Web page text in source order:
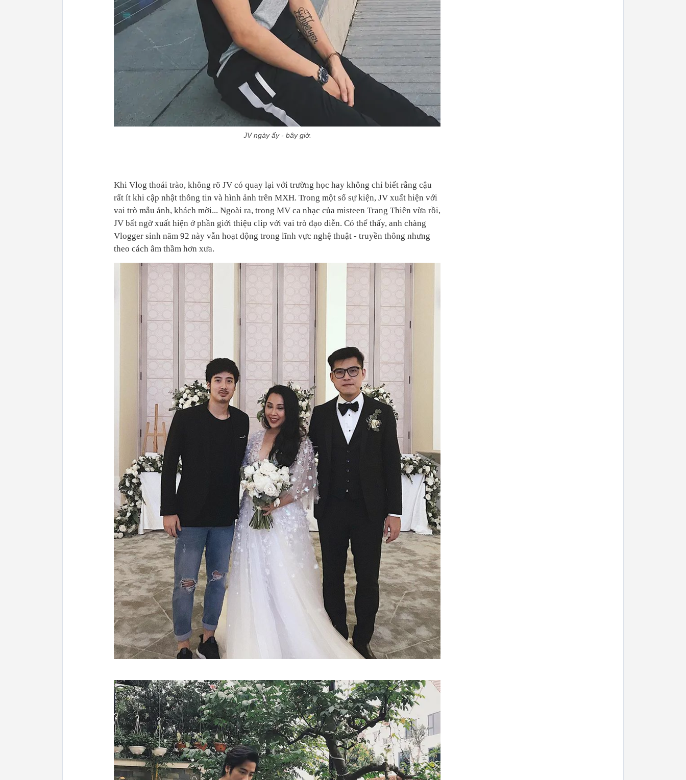
JV ngày ấy - bây giờ.
Khi Vlog thoái trào, không rõ JV có quay lại với trường học hay không chỉ biết rằng cậu
rất ít khi cập nhật thông tin và hình ảnh trên MXH. Trong một số sự kiện, JV xuất hiện với
vai trò mẫu ảnh, khách mời... Ngoài ra, trong MV ca nhạc của misteen Trang Thiên vừa rồi,
JV bất ngờ xuất hiện ở phần giới thiệu clip với vai trò đạo diễn. Có thể thấy, anh chàng
Vlogger sinh năm 92 này vẫn hoạt động trong lĩnh vực nghệ thuật - truyền thông nhưng
theo cách âm thầm hơn xưa.